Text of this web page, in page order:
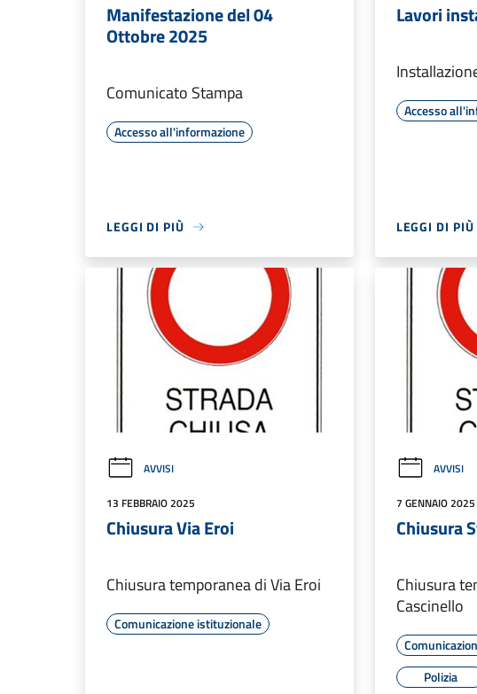
Manifestazione del 04
Ottobre 2025
Comunicato Stampa
Accesso all'informazione
LEGGI DI PIÙ
Lavori
Accesso
LEGGI DI PIÙ
AVVISI
13 FEBBRAIO 2025
Chiusura Via Eroi
Chiusura temporanea di Via Eroi
Comunicazione istituzionale
AVVISI
7 GENNAIO 2025
Chiusura
Chiusura
Cascinello
Polizia